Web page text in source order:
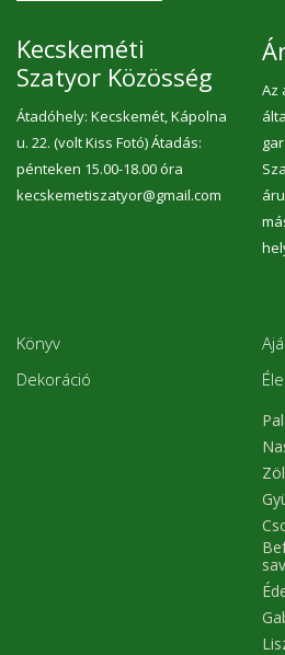
Kecskeméti
Szatyor Közösség
Átadóhely: Kecskemét, Kápolna
u. 22. (volt Kiss Fotó) Átadás:
pénteken 15.00-18.00 óra
kecskemetiszatyor@gmail.com
Az
Könyv
Dekoráció